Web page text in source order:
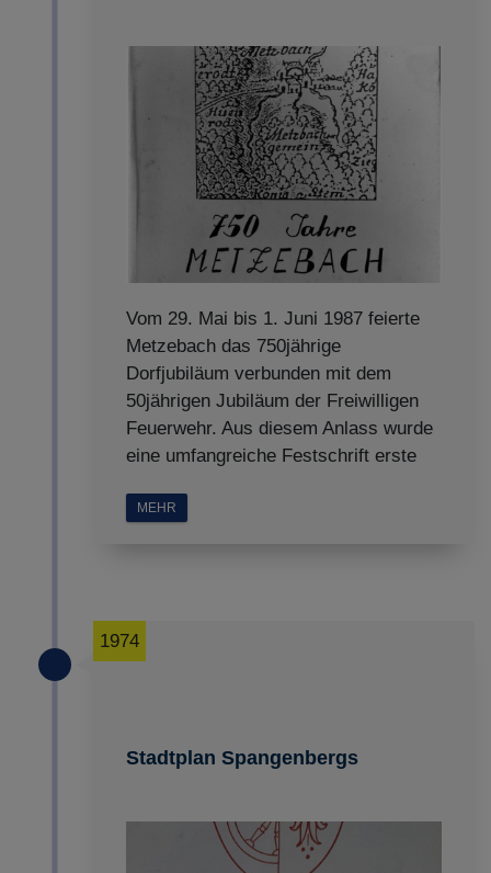
Vom 29. Mai bis 1. Juni 1987 feierte
Metzebach das 750jährige
Dorfjubiläum verbunden mit dem
50jährigen Jubiläum der Freiwilligen
Feuerwehr. Aus diesem Anlass wurde
eine umfangreiche Festschrift erste
MEHR
Stadtplan Spangenbergs
1974